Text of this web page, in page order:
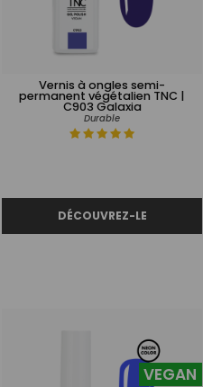
Vernis à ongles semi-
permanent végétalien TNC |
C903 Galaxia
Durable
VEGAN